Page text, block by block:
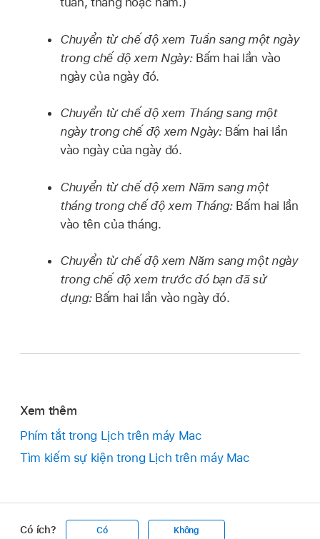
Chuyển từ chế độ xem Tuần sang một ngày
trong chế độ xem Ngày:Bấm hai lần vào
ngày của ngày đó.
Chuyển từ chế độ xem Tháng sang một
ngày trong chế độ xem Ngày:Bấm hai lần
vào ngày của ngày đó.
Chuyển từ chế độ xem Năm sang một
tháng trong chế độ xem Tháng:Bấm hai lần
vào tên của tháng.
Chuyển từ chế độ xem Năm sang một ngày
trong chế độ xem trước đó bạn đã sử
dụng:Bấm hai lần vào ngày đó.
Xem thêm
Phím tắt trong Lịch trên máy Mac
Tìm kiếm sự kiện trong Lịch trên máy Mac
Có ích? Có Không